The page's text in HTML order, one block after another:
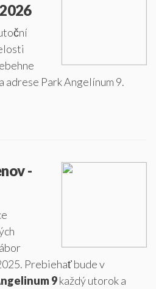
Park Angelínum 9.
-
Prebiehať bude v
9každý utorok a